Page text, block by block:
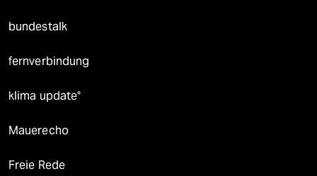
bundestalk
fernverbindung
klima update°
Mauerecho
Freie Rede